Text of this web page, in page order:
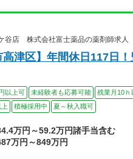
谷店 株式会社富士薬品の薬剤師求人
高津区】年間休日117日
以上可 未経験者も応募可能 残業月10ｈ
積極採用中 夏～秋入職可
万円～59.2万円諸手当含む
万円～849万円